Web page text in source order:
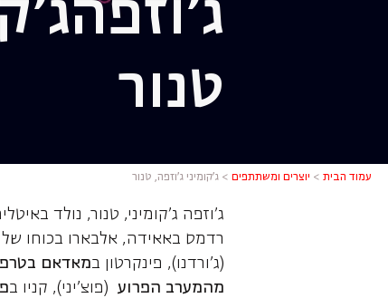
ג'קומיני
ג'וזפה
טנור
עמוד הבית > יוצרים ומשתתפים >ג’קומיני ג’וזפה, טנור
ג'וזפה ג'קומיני, טנור, נולד
רדמס באאידה, אלבארו בכוחו של
(ג'ורדנו), פינקרטון במאדאם
מהמערב הפרוע (פוצ'יני), קניו ב